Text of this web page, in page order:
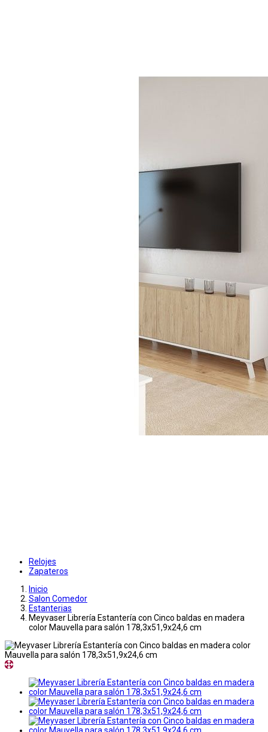
Relojes
Zapateros
Inicio
Salon Comedor
Estanterias
Meyvaser Librería Estantería con Cinco baldas en madera
color Mauvella para salón 178,3x51,9x24,6 cm